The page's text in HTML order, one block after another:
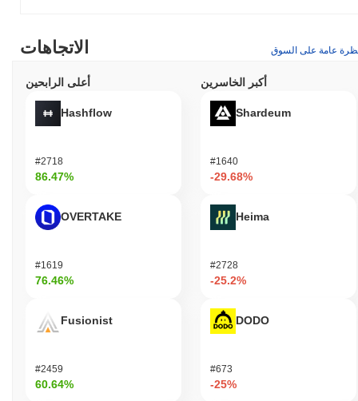
الاتجاهات عامة على السوق
أعلى الرابحين
Hashflow
#2718
86.47%
OVERTAKE
#1619
76.46%
Fusionist
#2459
60.64%
أكبر الخاسرين
Shardeum
#1640
-29.68%
Heima
#2728
-25.2%
DODO
#673
-25%